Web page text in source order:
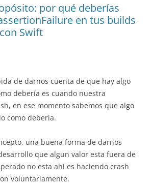
por qué deberías
en tus builds
Swift
de darnos cuenta de que hay algo
debería es cuando nuestra
en ese momento sabemos que algo
como deberia.
una buena forma de darnos
que algun valor esta fuera de
no esta ahi es haciendo crash
voluntariamente.